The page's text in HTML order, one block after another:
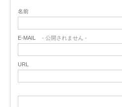
名前
E-MAIL - 公開されません -
URL